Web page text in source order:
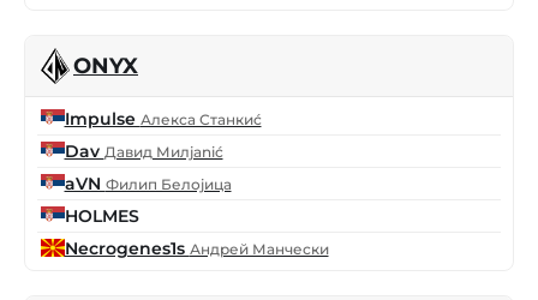
ONYX
Impulse Алекса Станкиć
Dav Давид Милjanić
aVN Филип Белојица
HOLMES
Necrogenes1s Андрей Манчески